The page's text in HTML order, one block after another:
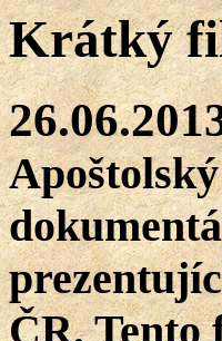
Krátký
ČR. Tento